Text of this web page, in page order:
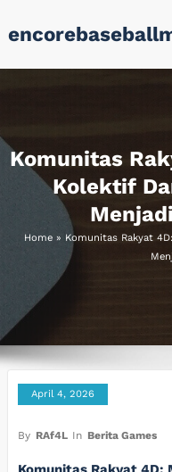
Komunitas
Kolektif
Home » Komunitas Rakyat
April 4, 2026
By RAf4L In Berita Games